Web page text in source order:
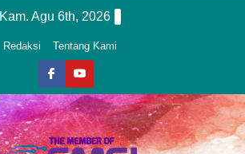
Kam. Agu 6th, 2026
Redaksi Tentang Kami